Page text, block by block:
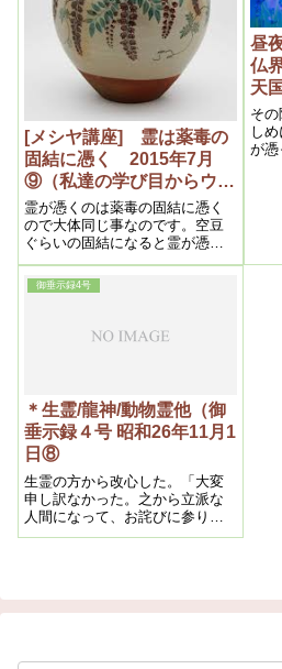
[メシヤ講座] 霊は薬毒の
固結に憑く 2015年7月
⑨（私達の学び目からウロ
コの内容より）
霊が憑くのは薬毒の固結に憑く
ので大体同じ事なのです。空豆
ぐらいの固結になると霊が憑き
ます。それより小さいのはあま
り霊は憑きません。
昼
仏
天
日)
そ
し
が憑
御垂示録4号
＊生霊/龍神/動物霊他（御
垂示録４号 昭和26年11月1
日⑧
生霊の方から改心した。「大変
申し訳なかった。之から立派な
人間になって、お詫びに参りま
す。」と言っておりました。